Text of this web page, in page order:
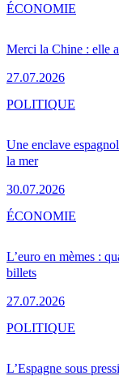
Merci la Chine : elle
27.07.2026
ÉCONOMIE
Une enclave
la mer
30.07.2026
POLITIQUE
L’euro en mèmes :
billets
27.07.2026
ÉCONOMIE
L’Espagne sous
POLITIQUE